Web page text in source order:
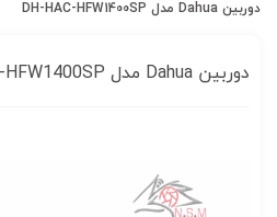
دوربین Dahua مدل DH-HAC-HFW1400SP
دوربین Dahua مدل DH-HAC-HFW1400SP